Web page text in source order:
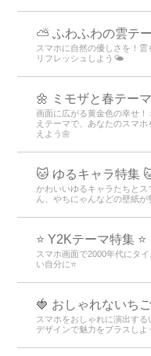
⛅ ふわふわの雲テ
スマホに自然の優しさを！
リフレッシュしよう🌤️
🌼 ミモザと春テー
画面に広がる黄金色の幸せ
えテーマで、あなたのスマ
えよう🌼
🐱 ゆるキャラ特集
かわいいゆるキャラたちと
ん、やちにゃんなどの壁紙が
⭐ Y2Kテーマ特集 ⭐
スマホ画面で2000年代にタ
い自分に⭐
🍓 おしゃれないち
スマホをおしゃれに演出す
デザインで魅力をプラスしよ